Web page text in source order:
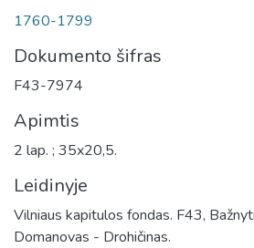
1760-1799
Dokumento šifras
F43-7974
Apimtis
2 lap. ; 35x20,5.
Leidinyje
Vilniaus kapitulos fondas. F43,
Domanovas - Drohičinas.